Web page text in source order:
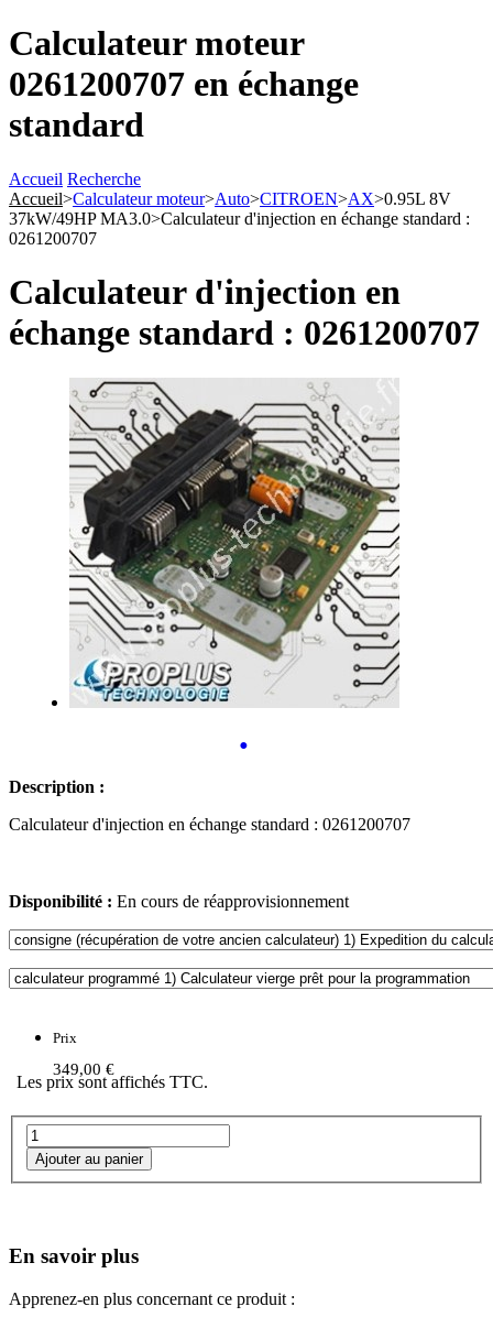
Calculateur moteur
0261200707 en échange
standard
Accueil Recherche
Accueil>Calculateur moteur>Auto>CITROEN>AX>0.95L 8V
37kW/49HP MA3.0>Calculateur d'injection en échange standard :
0261200707
Calculateur d'injection en
échange standard : 0261200707
•
Description :
Calculateur d'injection en échange standard : 0261200707
Disponibilité : En cours de réapprovisionnement
Prix
349,00 €
Les prix sont affichés TTC.
En savoir plus
Apprenez-en plus concernant ce produit :